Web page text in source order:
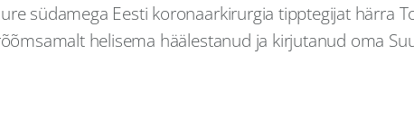
südamega Eesti koronaarkirurgia tipptegijat härra
helisema häälestanud ja kirjutanud oma